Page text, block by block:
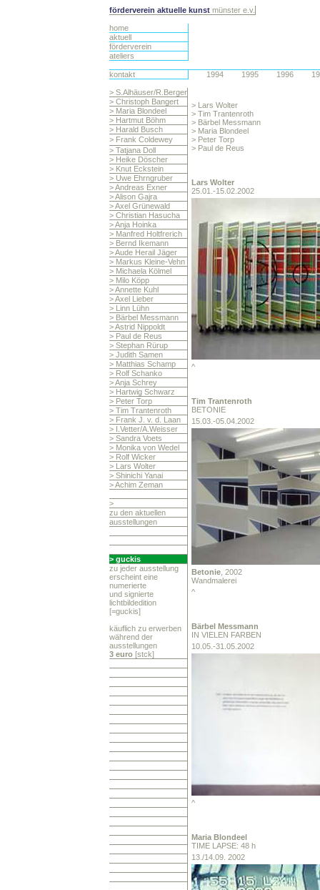
förderverein aktuelle kunst münster e.v.
home
aktuell
förderverein
ateliers
kontakt 1994 1995 1996
> S.Alhäuser/R.Berger
> Christoph Bangert
> Maria Blondeel
> Hartmut Böhm
> Harald Busch
> Frank Coldewey
> Tatjana Doll
> Heike Döscher
> Knut Eckstein
> Uwe Ehrngruber
> Andreas Exner
> Alison Gajra
> Axel Grünewald
> Christian Hasucha
> Anja Hoinka
> Manfred Holtfrerich
> Bernd Ikemann
> Aude Herail Jäger
> Markus Kleine-Vehn
> Michaela Kölmel
> Milo Köpp
> Annette Kuhl
> Axel Lieber
> Linn Lühn
> Bärbel Messmann
> Astrid Nippoldt
> Paul de Reus
> Stephan Rürup
> Judith Samen
> Matthias Schamp
> Rolf Schanko
> Anja Schrey
> Hartwig Schwarz
> Peter Torp
> Tim Trantenroth
> Frank J. v. d. Laan
> I.Vetter/A.Weisser
> Sandra Voets
> Monika von Wedel
> Rolf Wicker
> Lars Wolter
> Shinichi Yanai
> Achim Zeman
>
zu den aktuellen
ausstellungen
> guckis
zu jeder ausstellung
erscheint eine
numerierte
und signierte
lichtbildedition
[=guckis]
käuflich zu erwerben
während der
ausstellungen
3 euro [stck]
> Lars Wolter
> Tim Trantenroth
> Bärbel Messmann
> Maria Blondeel
> Peter Torp
> Paul de Reus
Lars Wolter
25.01.-15.02.2002
^
Tim Trantenroth
BETONIE
15.03.-05.04.2002
Betonie , 2002
Wandmalerei
^
Bärbel Messmann
IN VIELEN FARBEN
10.05.-31.05.2002
^
Maria Blondeel
TIME LAPSE: 48 h
13./14.09. 2002